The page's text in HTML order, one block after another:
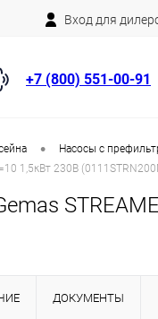
Вход для
+7 (800) 551-00-91
• Насосы с
1,5кВт 230В
ДОКУМЕНТЫ